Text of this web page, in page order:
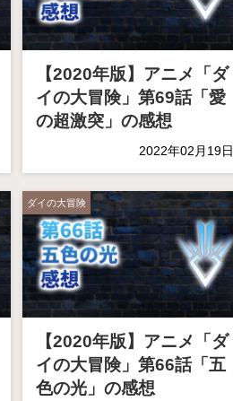
【2020年版】アニメ「ダ
イの大冒険」第69話「愛
の超激突」の感想
2022年02月19日
ダイの大冒険
【2020年版】アニメ「ダ
イの大冒険」第66話「五
色の光」の感想